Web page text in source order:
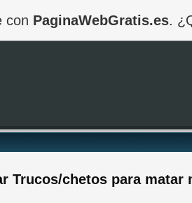
Trucos/chetos para matar
con PaginaWebGratis.es.